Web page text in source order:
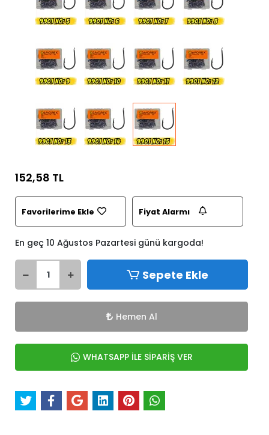
152,58 TL
Favorilerime Ekle Fiyat Alarmı
En geç 10 Ağustos Pazartesi günü kargoda!
Sepete Ekle
Hemen Al
WHATSAPP İLE SİPARİŞ VER